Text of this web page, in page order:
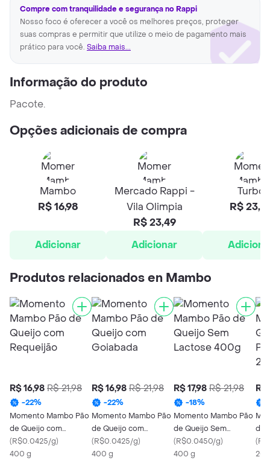
Compre com tranquilidade e segurança no Rappi
Nosso foco é oferecer a você os melhores preços, proteger
suas compras e permitir que utilize o meio de pagamento mais
prático para você. Saiba mais...
Informação do produto
Pacote.
Opções adicionais de compra
Mambo
R$ 16,98
Adicionar
Mercado Rappi -
Vila Olimpia
R$ 23,49
Adicionar
Turbo
R$
Produtos relacionados en Mambo
R$ 16,98 R$ 21,98
-22%
Momento Mambo Pão
de Queijo com
Requeijão
(R$0.0425/g)
400 g
R$ 16,98 R$ 21,98
-22%
Momento Mambo Pão
de Queijo com
Goiabada
(R$0.0425/g)
400 g
R$ 17,98 R$ 21,98
-18%
Momento Mambo Pão
de Queijo Sem
Lactose 400g
(R$0.0450/g)
400 g
R$
de
(